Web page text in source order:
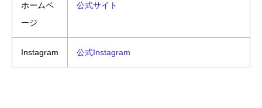
ホームペ
ージ
公式サイト
Instagram 公式Instagram